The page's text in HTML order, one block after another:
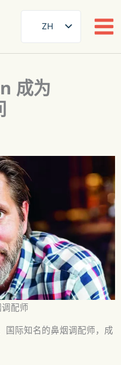
ZH
SE
DE
成为
配师
国际知名的鼻烟调配师，成